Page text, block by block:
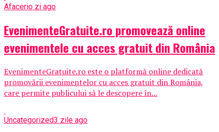
Afacerio zi ago
EvenimenteGratuite.ro promovează online
evenimentele cu acces gratuit din România
EvenimenteGratuite.ro este o platformă online dedicată
promovării evenimentelor cu acces gratuit din România,
care permite publicului să le descopere în...
Uncategorized3 zile ago